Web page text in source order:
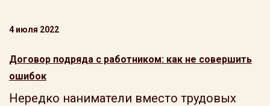
4 июля 2022
Договор подряда с работником: как не совершить
ошибок
Нередко наниматели вместо трудовых